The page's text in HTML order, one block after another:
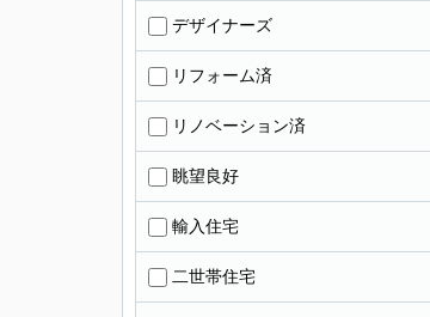
デザイナーズ
リフォーム済
リノベーション済
眺望良好
輸入住宅
二世帯住宅